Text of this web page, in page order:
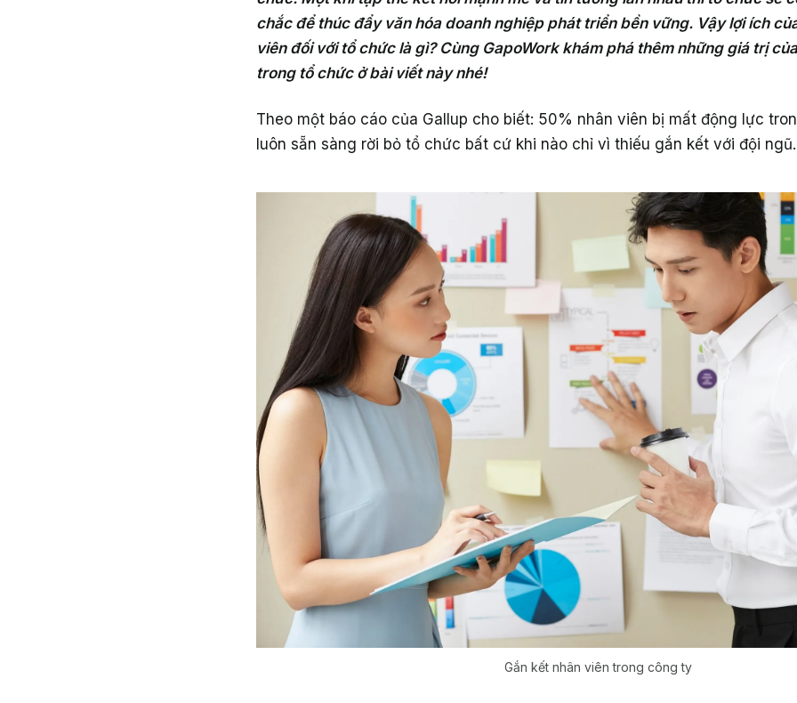
chắc để thúc đẩy văn hóa doanh nghiệp phát triển bền vững. Vậy lợi ích
viên đối với tổ chức là gì? Cùng GapoWork khám phá thêm những giá trị
trong tổ chức ở bài viết này nhé!
Theo một báo cáo của Gallup cho biết: 50% nhân viên bị mất động lực
luôn sẵn sàng rời bỏ tổ chức bất cứ khi nào chỉ vì thiếu gắn kết với đội ngũ.
Gắn kết nhân viên trong công ty